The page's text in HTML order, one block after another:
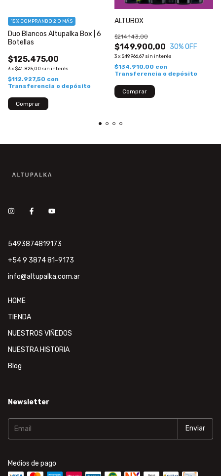
Duo Blancos Altupalka Box | 6
Botellas
$125.475,00
3x $41.825,00 sin interés
15% COMPRANDO 2 O MÁS
$112.927,50 con
Transferencia o depósito
ALTUBOX
$149.900,00
$214.143,00
30% OFF
3x $49.966,67 sin interés
$134.910,00 con
Transferencia o depósito
5493874819173
+54 9 3874 81-9173
info@altupalka.com.ar
HOME
TIENDA
NUESTROS VIÑEDOS
NUESTRA HISTORIA
Blog
Newsletter
Medios de pago